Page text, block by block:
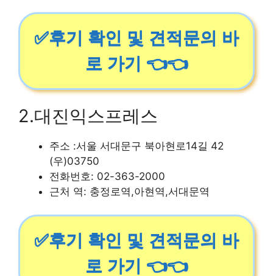
✅후기 확인 및 견적문의 바
로 가기 👈👈
2.대진익스프레스
주소 :서울 서대문구 북아현로14길 42
(우)03750
전화번호: 02-363-2000
근처 역: 충정로역,아현역,서대문역
✅후기 확인 및 견적문의 바
로 가기 👈👈